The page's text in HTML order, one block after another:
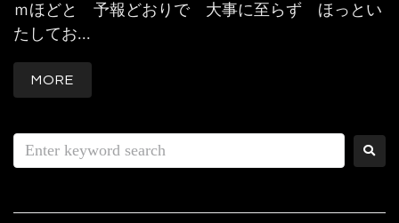
ｍほどと 予報どおりで 大事に至らず ほっとい
たしてお...
MORE